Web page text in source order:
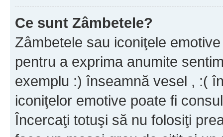
Ce sunt Zâmbetele?
Zâmbetele sau iconiţele
pentru a exprima anumite
exemplu :) înseamnă vesel , :(
iconiţelor emotive poate fi
Încercaţi totuşi să nu folosiţi